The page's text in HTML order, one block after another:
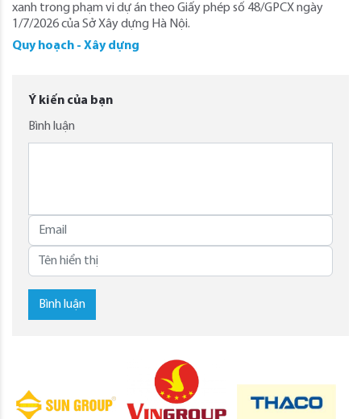
xanh trong phạm vi dự án theo Giấy phép số 48/GPCX ngày
1/7/2026 của Sở Xây dựng Hà Nội.
Quy hoạch - Xây dựng
Ý kiến của bạn
Bình luận
Bình luận